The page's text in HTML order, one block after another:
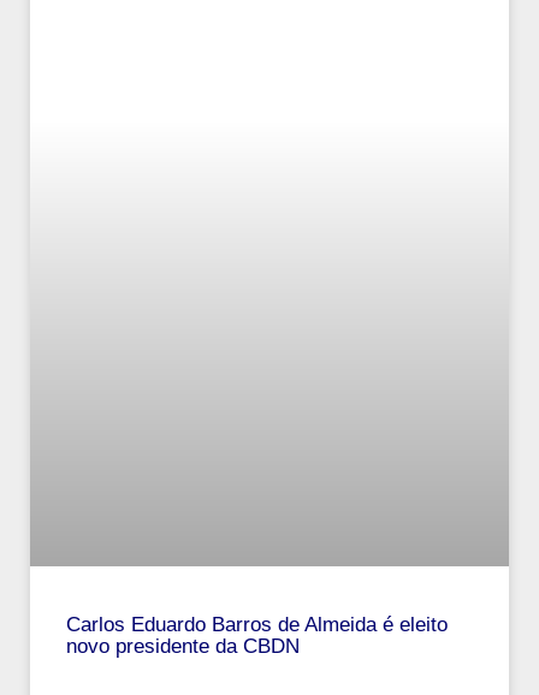
Carlos Eduardo Barros de Almeida é eleito
novo presidente da CBDN